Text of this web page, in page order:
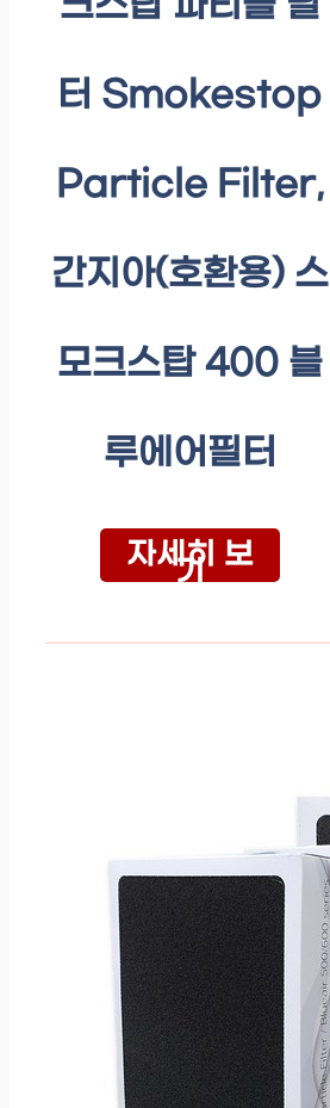
터 Smokestop
Particle Filter,
간지아(호환용) 스
모크스탑 400 블
루에어필터
자세히 보
기